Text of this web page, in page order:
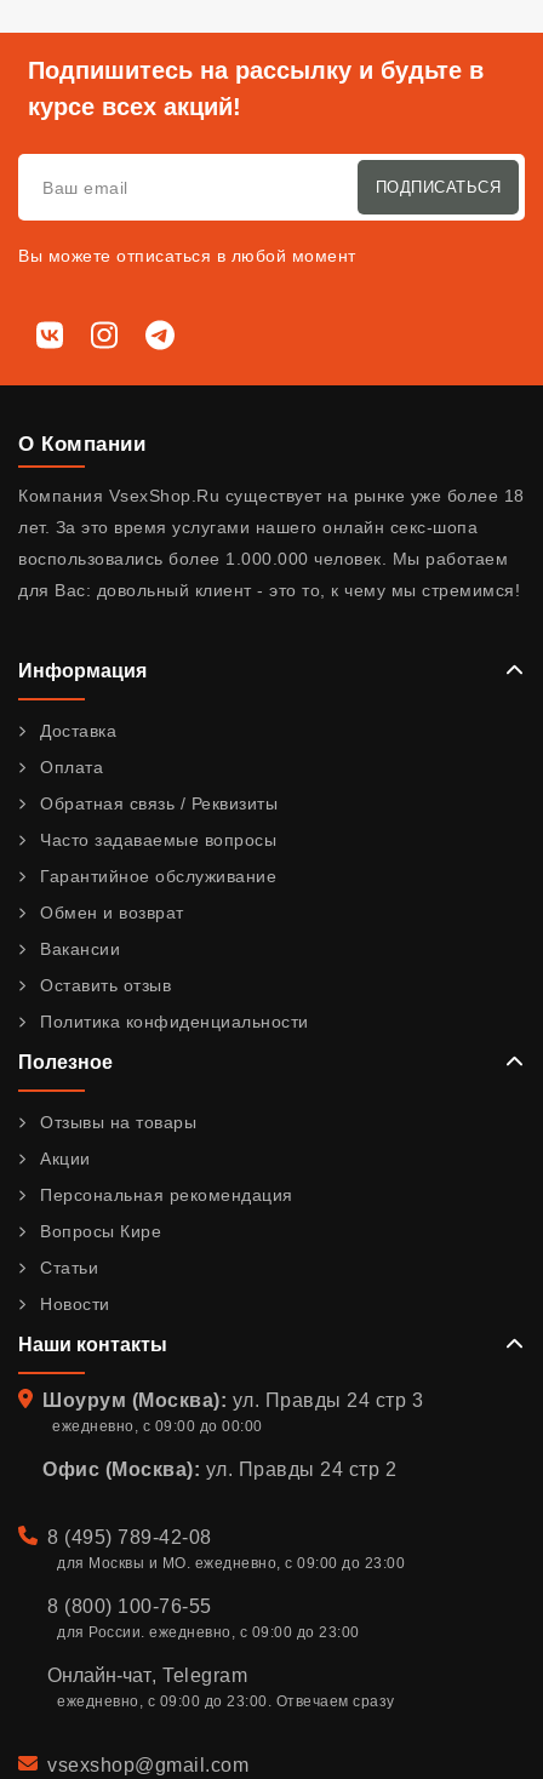
Подпишитесь на рассылку и будьте в
курсе всех акций!
ПОДПИСАТЬСЯ
Вы можете отписаться в любой момент
Мы в соц. сетях
ВКонтактеInstagramTelegram
О Компании
Компания VsexShop.Ru существует на рынке уже более 18
лет. За это время услугами нашего онлайн секс-шопа
воспользовались более 1.000.000 человек. Мы работаем
для Вас: довольный клиент - это то, к чему мы стремимся!
Информация
Доставка
Оплата
Обратная связь / Реквизиты
Часто задаваемые вопросы
Гарантийное обслуживание
Обмен и возврат
Вакансии
Оставить отзыв
Политика конфиденциальности
Полезное
Отзывы на товары
Акции
Персональная рекомендация
Вопросы Кире
Статьи
Новости
Наши контакты
Адрес
Шоурум (Москва): ул. Правды 24 стр 3
ежедневно, с 09:00 до 00:00
Офис (Москва): ул. Правды 24 стр 2
Телефон
8 (495) 789-42-08
для Москвы и МО. ежедневно, с 09:00 до 23:00
8 (800) 100-76-55
для России. ежедневно, с 09:00 до 23:00
Онлайн-чат, Telegram
ежедневно, с 09:00 до 23:00. Отвечаем сразу
Email
vsexshop@gmail.com